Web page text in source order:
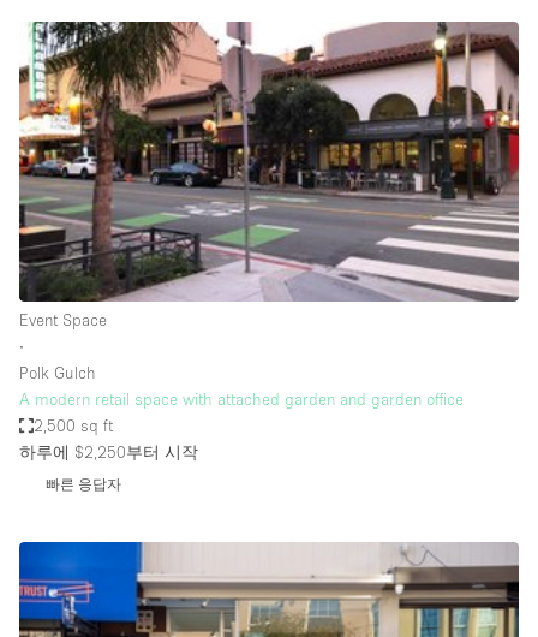
Photo
Shooting
Conference Meeting Office Shop Share
공간 유형
Advertisement Space
Art Gallery
Atelier / Workshop Studio
Boat
Boutique / Shop
Conference Room
Container
Event Space
∙
Polk Gulch
A modern retail space with attached garden and garden office
2,500 sq ft
하루에 $2,250부터 시작
빠른 응답자